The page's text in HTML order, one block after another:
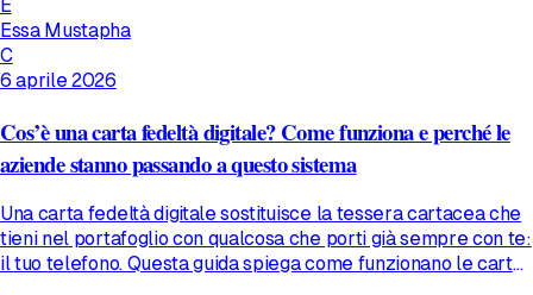
E
Essa Mustapha
C
6 aprile 2026
Cos’è una carta fedeltà digitale? Come funziona e perché le
aziende stanno passando a questo sistema
Una carta fedeltà digitale sostituisce la tessera cartacea che
tieni nel portafoglio con qualcosa che porti già sempre con te:
il tuo telefono. Questa guida spiega come funzionano le carte